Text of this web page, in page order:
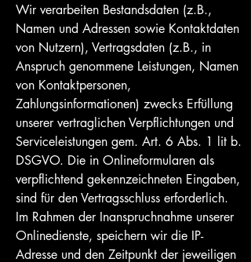
Wir verarbeiten Bestandsdaten (z.B.,
Namen und Adressen sowie Kontaktdaten
von Nutzern), Vertragsdaten (z.B., in
Anspruch genommene Leistungen, Namen
von Kontaktpersonen,
Zahlungsinformationen) zwecks Erfüllung
unserer vertraglichen Verpflichtungen und
Serviceleistungen gem. Art. 6 Abs. 1 lit b.
DSGVO. Die in Onlineformularen als
verpflichtend gekennzeichneten Eingaben,
sind für den Vertragsschluss erforderlich.
Im Rahmen der Inanspruchnahme unserer
Onlinedienste, speichern wir die IP-
Adresse und den Zeitpunkt der jeweiligen